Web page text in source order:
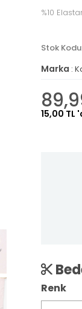
%10
Marka :
15,00 TL
Renk